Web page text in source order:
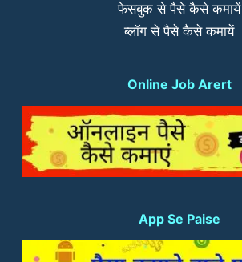
फेसबुक से पैसे कैसे कमायें
ब्लॉग से पैसे कैसे कमायें
Online Job Arert
App Se Paise